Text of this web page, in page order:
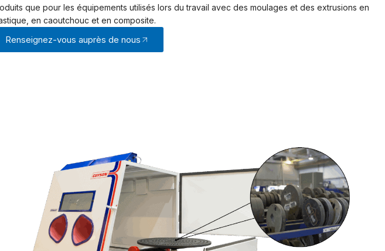
sablage au sable
sablage au sable
sablage au sable
sablage au sable
sablage au sable
de sablage au sable
que pour les équipements utilisés lors du travail avec des moulages et des extrusions en
en caoutchouc et en composite.
Renseignez-vous auprès de nous